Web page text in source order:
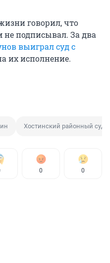
говорил, что
подписывал. За два
выиграл суд с
их исполнение.
Хостинский районный суд
0 0